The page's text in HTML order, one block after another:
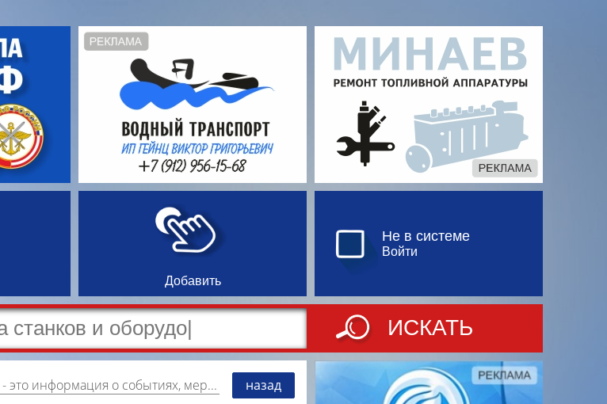
Добавить
Не в системе
Войти
ИСКАТЬ
- это информация о событиях, мероприятиях и торгово-коммерческой деятельности города. Страницу наполняют платные и бесплатные объявления, имеющие функцию "поднятия вверх списка". назад